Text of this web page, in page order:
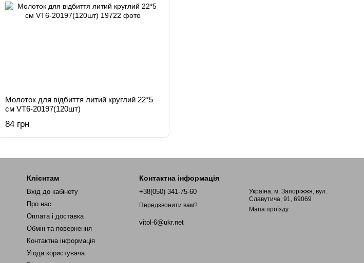
Молоток для відбиття литий круглий 22*5
см VT6-20197(120шт)
84 грн
Клієнтам
Вхід до кабінету
Про нас
Оплата і доставка
Обмін та повернення
Контактна інформація
Угода користувача
Контактна інформація
+38(050) 341-75-60
Передзвонити вам?
vitol-6@ukr.net
Україна, м. Запоріжжя, вул.
Славутича, 91, 69069
Мапа проїзду